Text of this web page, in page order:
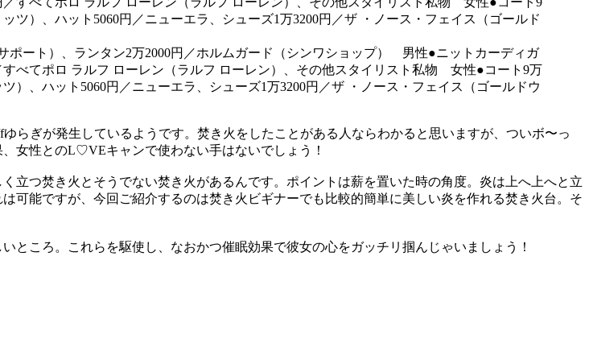
ポート）、ランタン2万2000円／ホルムガード（シンワショップ） 男性●ニットカーディガ
すべてポロ ラルフ ローレン（ラルフ ローレン）、その他スタイリスト私物 女性●コート9万
）、ハット5060円／ニューエラ、シューズ1万3200円／ザ ・ノース・フェイス（ゴールドウ
らぎが発生しているようです。焚き火をしたことがある人ならわかると思いますが、ついボ〜っ
女性とのL♡VEキャンで使わない手はないでしょう！
立つ焚き火とそうでない焚き火があるんです。ポイントは薪を置いた時の角度。炎は上へ上へと立
可能ですが、今回ご紹介するのは焚き火ビギナーでも比較的簡単に美しい炎を作れる焚き火台。そ
ころ。これらを駆使し、なおかつ催眠効果で彼女の心をガッチリ掴んじゃいましょう！